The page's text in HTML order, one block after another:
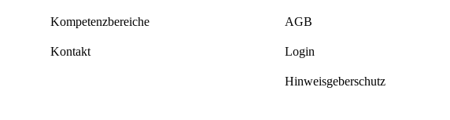
Kompetenzbereiche
Kontakt
AGB
Login
Hinweisgeberschutz